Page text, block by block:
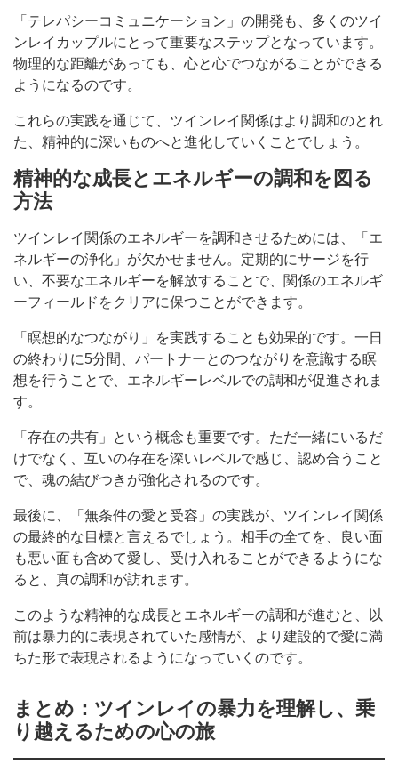
「テレパシーコミュニケーション」の開発も、多くのツイ
ンレイカップルにとって重要なステップとなっています。
物理的な距離があっても、心と心でつながることができる
ようになるのです。
これらの実践を通じて、ツインレイ関係はより調和のとれ
た、精神的に深いものへと進化していくことでしょう。
精神的な成長とエネルギーの調和を図る
方法
ツインレイ関係のエネルギーを調和させるためには、「エ
ネルギーの浄化」が欠かせません。定期的にサージを行
い、不要なエネルギーを解放することで、関係のエネルギ
ーフィールドをクリアに保つことができます。
「瞑想的なつながり」を実践することも効果的です。一日
の終わりに5分間、パートナーとのつながりを意識する瞑
想を行うことで、エネルギーレベルでの調和が促進されま
す。
「存在の共有」という概念も重要です。ただ一緒にいるだ
けでなく、互いの存在を深いレベルで感じ、認め合うこと
で、魂の結びつきが強化されるのです。
最後に、「無条件の愛と受容」の実践が、ツインレイ関係
の最終的な目標と言えるでしょう。相手の全てを、良い面
も悪い面も含めて愛し、受け入れることができるようにな
ると、真の調和が訪れます。
このような精神的な成長とエネルギーの調和が進むと、以
前は暴力的に表現されていた感情が、より建設的で愛に満
ちた形で表現されるようになっていくのです。
まとめ：ツインレイの暴力を理解し、乗
り越えるための心の旅